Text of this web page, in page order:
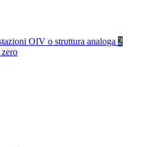
OIV o struttura analoga 2